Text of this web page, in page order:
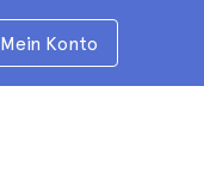
Mein Konto